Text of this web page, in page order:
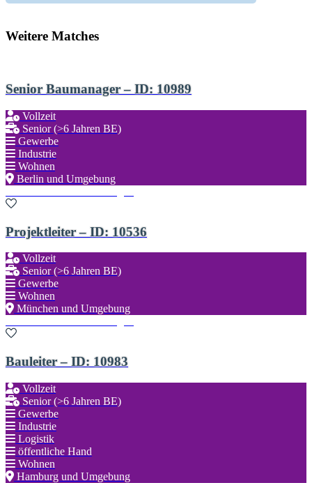
Weitere Matches
Senior Baumanager – ID: 10989
Vollzeit
Senior (>6 Jahren BE)
Gewerbe
Industrie
Wohnen
Berlin und Umgebung
Projektleiter – ID: 10536
Vollzeit
Senior (>6 Jahren BE)
Gewerbe
Wohnen
München und Umgebung
Bauleiter – ID: 10983
Vollzeit
Senior (>6 Jahren BE)
Gewerbe
Industrie
Logistik
öffentliche Hand
Wohnen
Hamburg und Umgebung